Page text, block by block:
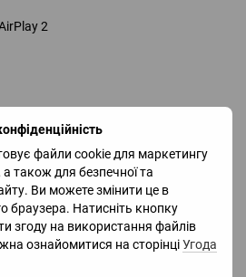
файли cookie для маркетингу
а також для безпечної та
Ви можете змінити це в
браузера. Натисніть кнопку
згоду на використання файлів
ознайомитися на сторінціУгода
2